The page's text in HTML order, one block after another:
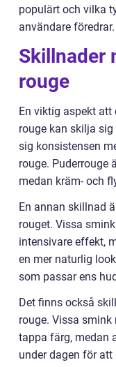
populärt och vilka
användare föredrar.
Skillnader
rouge
En viktig aspekt
rouge kan skilja
sig konsistensen
rouge. Puderrouge
medan kräm- och
En annan skillnad
rouget. Vissa
intensivare effekt,
en mer naturlig
som passar ens
Det finns också
rouge. Vissa
tappa färg, medan
under dagen för